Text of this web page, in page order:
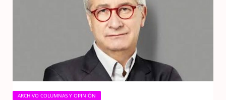
ARCHIVO COLUMNAS Y OPINIÓN